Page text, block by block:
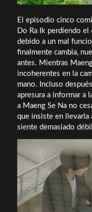
El episodio cinco
Do Ra Ik perdiendo
debido a un mal
finalmente cambia,
antes. Mientras
incoherentes en la
mano. Incluso
apresura a informar a
a Maeng Se Na no
que insiste en llevarla
siente demasiado